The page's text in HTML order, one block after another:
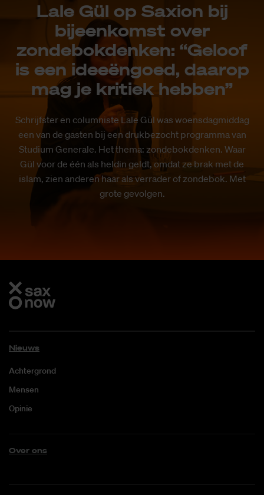
Lale Gül op Saxion bij
bijeenkomst over
zondebokdenken: “Geloof
is een ideeëngoed, daarop
mag je kritiek hebben”
Schrijfster en columniste Lale Gül was woensdagmiddag
een van de gasten bij een drukbezocht programma van
Studium Generale. Het thema: zondebokdenken. Waar
Gül voor de één als heldin geldt, omdat ze brak met de
islam, zien anderen haar als verrader of zondebok. Met
grote gevolgen.
Nieuws
Achtergrond
Mensen
Opinie
Over ons